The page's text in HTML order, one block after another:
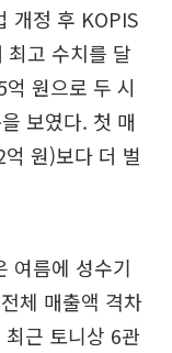
개정 후 KOPIS
최고 수치를 달
원으로 두 시
보였다. 첫 매
원)보다 더 벌
여름에 성수기
체 매출액 격차
근 토니상 6관